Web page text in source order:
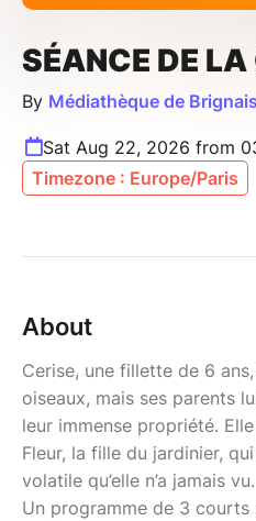
SÉANCE DE
By Médiathèque de Brignais
Sat Aug 22, 2026 from
Timezone : Europe/Paris
About
Cerise, une fillette de 6
oiseaux, mais ses parents
leur immense propriété.
Fleur, la fille du jardinier,
volatile qu’elle n’a jamais vu.
Un programme de 3 courts